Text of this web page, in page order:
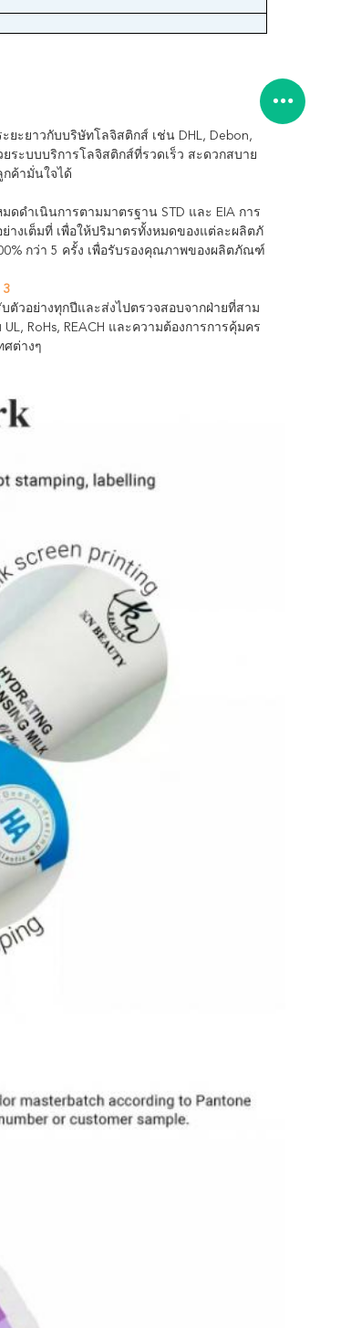
ยะยาวกับบริษัทโลจิสติกส์ เช่น DHL, Debon,
วยระบบบริการโลจิสติกส์ที่รวดเร็ว สะดวกสบาย
ค้ามั่นใจได้
ดําเนินการตามมาตรฐาน STD และ EIA การ
างเต็มที่ เพื่อให้ปริมาตรทั้งหมดของแต่ละผลิตภั
กว่า 5 ครั้ง เพื่อรับรองคุณภาพของผลิตภัณฑ์
3
วอย่างทุกปีและส่งไปตรวจสอบจากฝ่ายที่สาม
UL, RoHs, REACH และความต้องการการคุ้มคร
ศต่างๆ